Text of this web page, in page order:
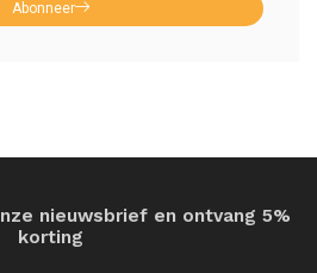
Abonneer
nieuwsbrief en ontvang 5%
korting